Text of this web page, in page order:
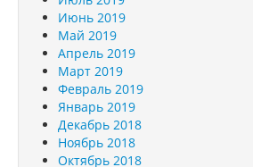
Июнь 2019
Май 2019
Апрель 2019
Март 2019
Февраль 2019
Январь 2019
Декабрь 2018
Ноябрь 2018
Октябрь 2018